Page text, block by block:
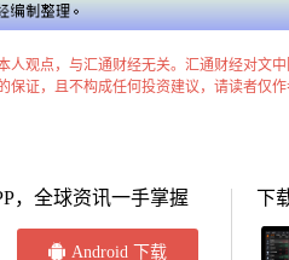
人观点，与汇通财经无关。汇通财经对文
保证，且不构成任何投资建议，请读者仅
，全球资讯一手掌握
Android 下载
下